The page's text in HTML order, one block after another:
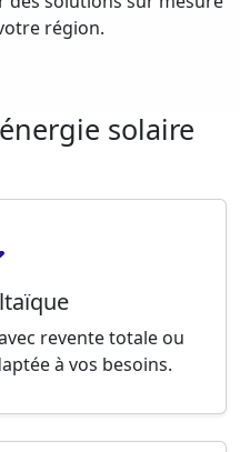
région.
solaire
revente totale ou
à vos besoins.